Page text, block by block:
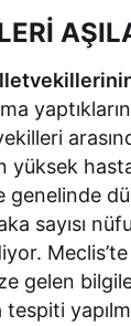
yüksek
genelinde
sayısı
gelen